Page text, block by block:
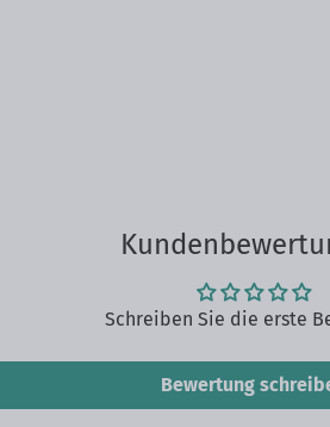
Schreiben Sie die erste
Bewertung